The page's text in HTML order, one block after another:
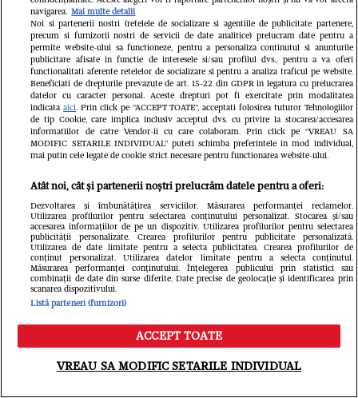
Libertatea
Meniu Caută
navigarea. Mai multe detalii
Noi si partenerii nostri (retelele de socializare si agentiile de publicitate partenere,
precum si furnizorii nostri de servicii de date analitice) prelucram date pentru a
permite website-ului sa functioneze, pentru a personaliza continutul si anunturile
publicitare afisate in functie de interesele si/sau profilul dvs., pentru a va oferi
functionalitati aferente retelelor de socializare si pentru a analiza traficul pe website.
Beneficiati de drepturile prevazute de art. 15-22 din GDPR in legatura cu prelucrarea
datelor cu caracter personal. Aceste drepturi pot fi exercitate prin modalitatea
indicataaici. Prin click pe “ACCEPT TOATE”, acceptati folosirea tuturor Tehnologiilor
de tip Cookie, care implica inclusiv acceptul dvs. cu privire la stocarea/accesarea
informatiilor de catre Vendor-ii cu care colaboram. Prin click pe “VREAU SA
MODIFIC SETARILE INDIVIDUAL” puteti schimba preferintele in mod individual,
mai putin cele legate de cookie strict necesare pentru functionarea website-ului.
Atât noi, cât și partenerii noștri prelucrăm datele pentru a oferi:
Dezvoltarea și îmbunătățirea serviciilor. Măsurarea performanței reclamelor.
Utilizarea profilurilor pentru selectarea conținutului personalizat. Stocarea și/sau
accesarea informațiilor de pe un dispozitiv. Utilizarea profilurilor pentru selectarea
publicității personalizate. Crearea profilurilor pentru publicitate personalizată.
Utilizarea de date limitate pentru a selecta publicitatea. Crearea profilurilor de
conținut personalizat. Utilizarea datelor limitate pentru a selecta conținutul.
Măsurarea performanței conținutului. Înțelegerea publicului prin statistici sau
combinații de date din surse diferite. Date precise de geolocație și identificarea prin
scanarea dispozitivului.
Listă parteneri (furnizori)
ACCEPT TOATE
VREAU SA MODIFIC SETARILE INDIVIDUAL